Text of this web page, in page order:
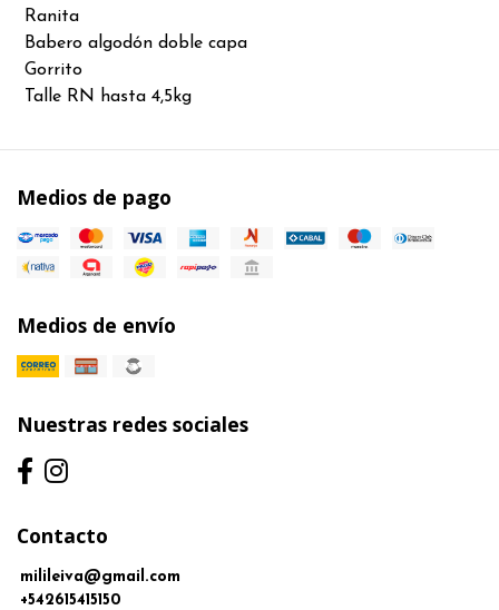
Ranita
Babero algodón doble capa
Gorrito
Talle RN hasta 4,5kg
Medios de pago
Medios de envío
Nuestras redes sociales
Contacto
milileiva@gmail.com
+542615415150